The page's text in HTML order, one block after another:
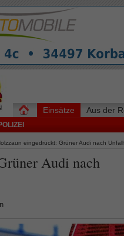
Einsätze Aus der
eingedrückt: Grüner Audi nach
Audi nach